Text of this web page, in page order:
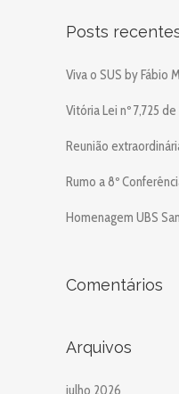
Posts
Viva o SUS by Fábio
Vitória Lei nº 7,725
Reunião
Rumo a 8º
Homenagem UBS
Comentários
Arquivos
julho 2026